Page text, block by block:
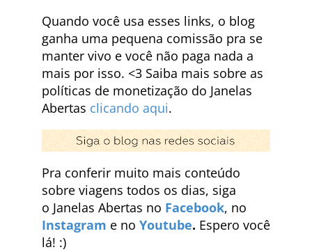
Quando você usa esses links, o blog
ganha uma pequena comissão pra se
manter vivo e você não paga nada a
mais por isso. <3 Saiba mais sobre as
políticas de monetização do Janelas
Abertas clicando aqui.
Pra conferir muito mais conteúdo
sobre viagens todos os dias, siga
o Janelas Abertas no Facebook, no
Instagram e no Youtube. Espero você
lá! :)